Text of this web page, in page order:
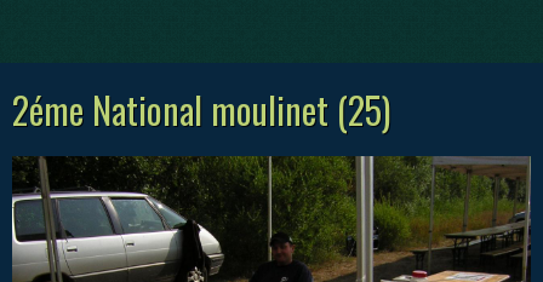
2éme National moulinet (25)